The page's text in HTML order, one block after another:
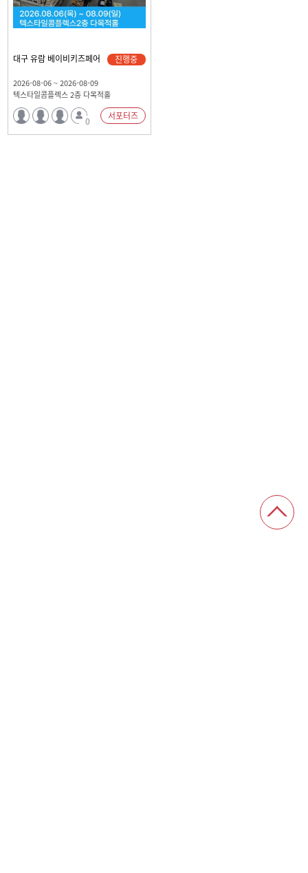
대구 유람 베이비키즈페어 진행중
2026-08-06 ~ 2026-08-09
텍스타일콤플렉스 2층 다목적홀
0 서포터즈